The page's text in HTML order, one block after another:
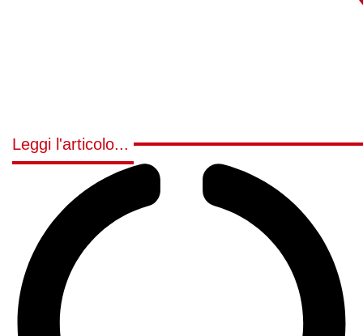
Leggi l'articolo...